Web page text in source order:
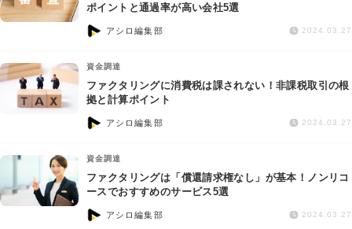
ポイントと通過率が高い会社5選
アシロ編集部 2024.03.27
資金調達
ファクタリングに消費税は課されない！非課税取引の根
拠と計算ポイント
アシロ編集部 2024.03.27
資金調達
ファクタリングは「償還請求権なし」が基本！ノンリコ
ースでおすすめのサービス5選
アシロ編集部 2024.03.27